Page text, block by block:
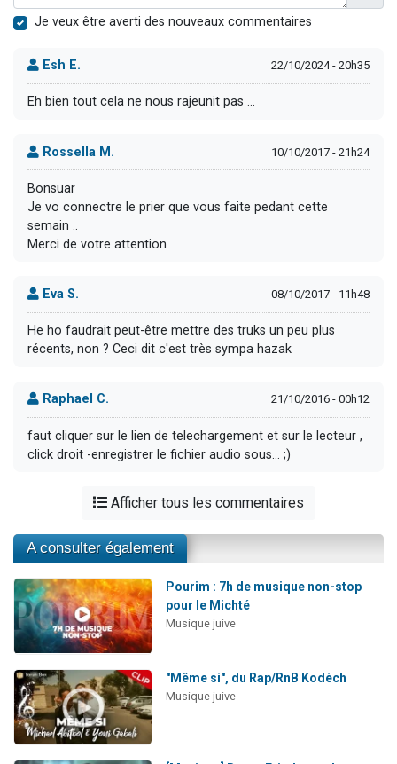
Je veux être averti des nouveaux commentaires
Esh E. 22/10/2024 - 20h35
Eh bien tout cela ne nous rajeunit pas ...
Rossella M. 10/10/2017 - 21h24
Bonsuar
Je vo connectre le prier que vous faite pedant cette
semain ..
Merci de votre attention
Eva S. 08/10/2017 - 11h48
He ho faudrait peut-être mettre des truks un peu plus
récents, non ? Ceci dit c'est très sympa hazak
Raphael C. 21/10/2016 - 00h12
faut cliquer sur le lien de telechargement et sur le lecteur ,
click droit -enregistrer le fichier audio sous... ;)
Afficher tous les commentaires
A consulter également
Pourim : 7h de musique non-stop
pour le Michté
Musique juive
"Même si", du Rap/RnB Kodèch
Musique juive